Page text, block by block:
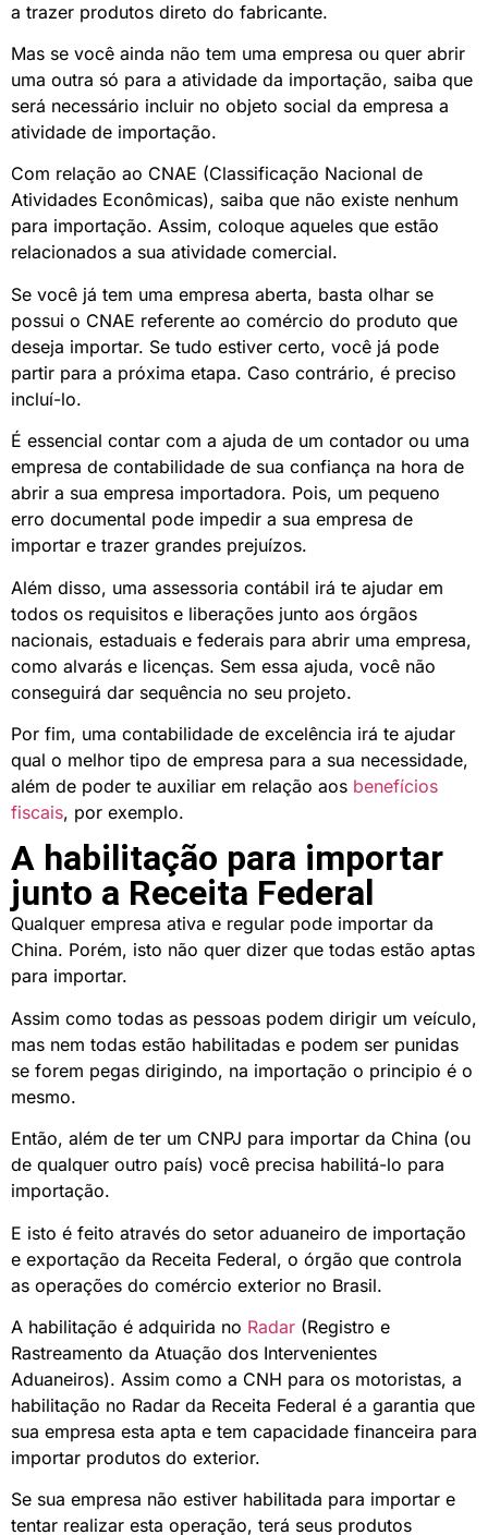
a trazer produtos direto do fabricante.
Mas se você ainda não tem uma empresa ou quer abrir
uma outra só para a atividade da importação, saiba que
será necessário incluir no objeto social da empresa a
atividade de importação.
Com relação ao CNAE (Classificação Nacional de
Atividades Econômicas), saiba que não existe nenhum
para importação. Assim, coloque aqueles que estão
relacionados a sua atividade comercial.
Se você já tem uma empresa aberta, basta olhar se
possui o CNAE referente ao comércio do produto que
deseja importar. Se tudo estiver certo, você já pode
partir para a próxima etapa. Caso contrário, é preciso
incluí-lo.
É essencial contar com a ajuda de um contador ou uma
empresa de contabilidade de sua confiança na hora de
abrir a sua empresa importadora. Pois, um pequeno
erro documental pode impedir a sua empresa de
importar e trazer grandes prejuízos.
Além disso, uma assessoria contábil irá te ajudar em
todos os requisitos e liberações junto aos órgãos
nacionais, estaduais e federais para abrir uma empresa,
como alvarás e licenças. Sem essa ajuda, você não
conseguirá dar sequência no seu projeto.
Por fim, uma contabilidade de excelência irá te ajudar
qual o melhor tipo de empresa para a sua necessidade,
além de poder te auxiliar em relação aos benefícios
fiscais, por exemplo.
A habilitação para importar
junto a Receita Federal
Qualquer empresa ativa e regular pode importar da
China. Porém, isto não quer dizer que todas estão aptas
para importar.
Assim como todas as pessoas podem dirigir um veículo,
mas nem todas estão habilitadas e podem ser punidas
se forem pegas dirigindo, na importação o principio é o
mesmo.
Então, além de ter um CNPJ para importar da China (ou
de qualquer outro país) você precisa habilitá-lo para
importação.
E isto é feito através do setor aduaneiro de importação
e exportação da Receita Federal, o órgão que controla
as operações do comércio exterior no Brasil.
A habilitação é adquirida no Radar (Registro e
Rastreamento da Atuação dos Intervenientes
Aduaneiros). Assim como a CNH para os motoristas, a
habilitação no Radar da Receita Federal é a garantia que
sua empresa esta apta e tem capacidade financeira para
importar produtos do exterior.
Se sua empresa não estiver habilitada para importar e
tentar realizar esta operação, terá seus produtos